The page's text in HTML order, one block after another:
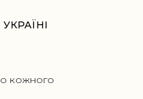
кожного